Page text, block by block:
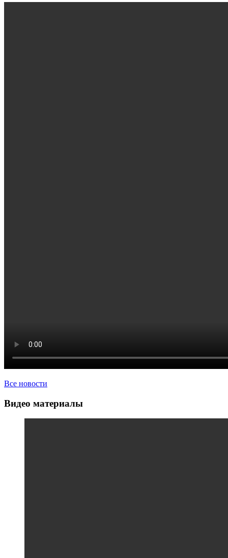
Все новости
Видео материалы